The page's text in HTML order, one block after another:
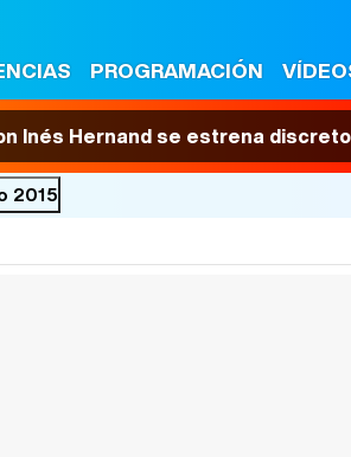
PROGRAMACIÓN
Inés Hernand se estrena
2015